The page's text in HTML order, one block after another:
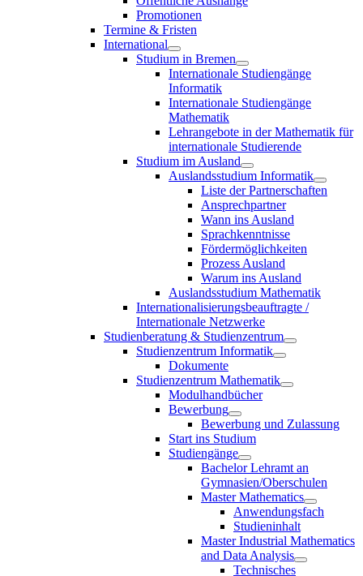
Promotionen
Termine & Fristen
International
Studium in Bremen
Internationale Studiengänge
Informatik
Internationale Studiengänge
Mathematik
Lehrangebote in der Mathematik für
internationale Studierende
Studium im Ausland
Auslandsstudium Informatik
Liste der Partnerschaften
Ansprechpartner
Wann ins Ausland
Sprachkenntnisse
Fördermöglichkeiten
Prozess Ausland
Warum ins Ausland
Auslandsstudium Mathematik
Internationalisierungsbeauftragte /
Internationale Netzwerke
Studienberatung & Studienzentrum
Studienzentrum Informatik
Dokumente
Studienzentrum Mathematik
Modulhandbücher
Bewerbung
Bewerbung und Zulassung
Start ins Studium
Studiengänge
Bachelor Lehramt an
Gymnasien/Oberschulen
Master Mathematics
Anwendungsfach
Studieninhalt
Master Industrial Mathematics
and Data Analysis
Technisches